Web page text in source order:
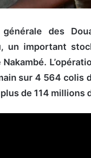
des
un important
Nakambé.
sur 4 564 colis
de 114 millions